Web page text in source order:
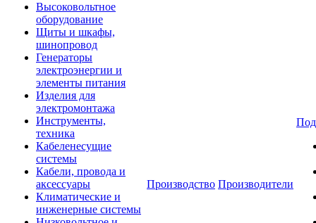
Высоковольтное
оборудование
Щиты и шкафы,
шинопровод
Генераторы
электроэнергии и
элементы питания
Изделия для
электромонтажа
Инструменты,
техника
Кабеленесущие
системы
Кабели, провода и
аксессуары
Климатические и
инженерные системы
Производство Производители